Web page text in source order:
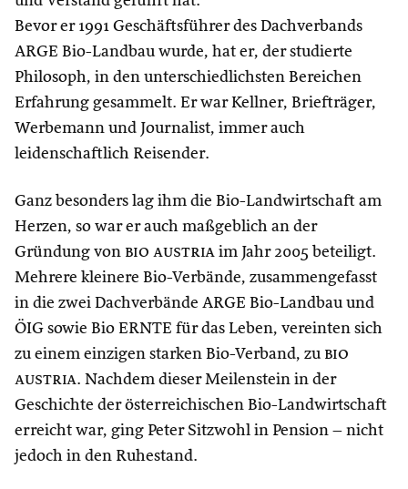
Bevor er 1991 Geschäftsführer des Dachverbands
ARGE Bio-Landbau wurde, hat er, der studierte
Philosoph, in den unterschiedlichsten Bereichen
Erfahrung gesammelt. Er war Kellner, Briefträger,
Werbemann und Journalist, immer auch
leidenschaftlich Reisender.
Ganz besonders lag ihm die Bio-Landwirtschaft am
Herzen, so war er auch maßgeblich an der
Gründung von bio austria im Jahr 2005 beteiligt.
Mehrere kleinere Bio-Verbände, zusammengefasst
in die zwei Dachverbände ARGE Bio-Landbau und
ÖIG sowie Bio ERNTE für das Leben, vereinten sich
zu einem einzigen starken Bio-Verband, zu bio
austria. Nachdem dieser Meilenstein in der
Geschichte der österreichischen Bio-Landwirtschaft
erreicht war, ging Peter Sitzwohl in Pension – nicht
jedoch in den Ruhestand.